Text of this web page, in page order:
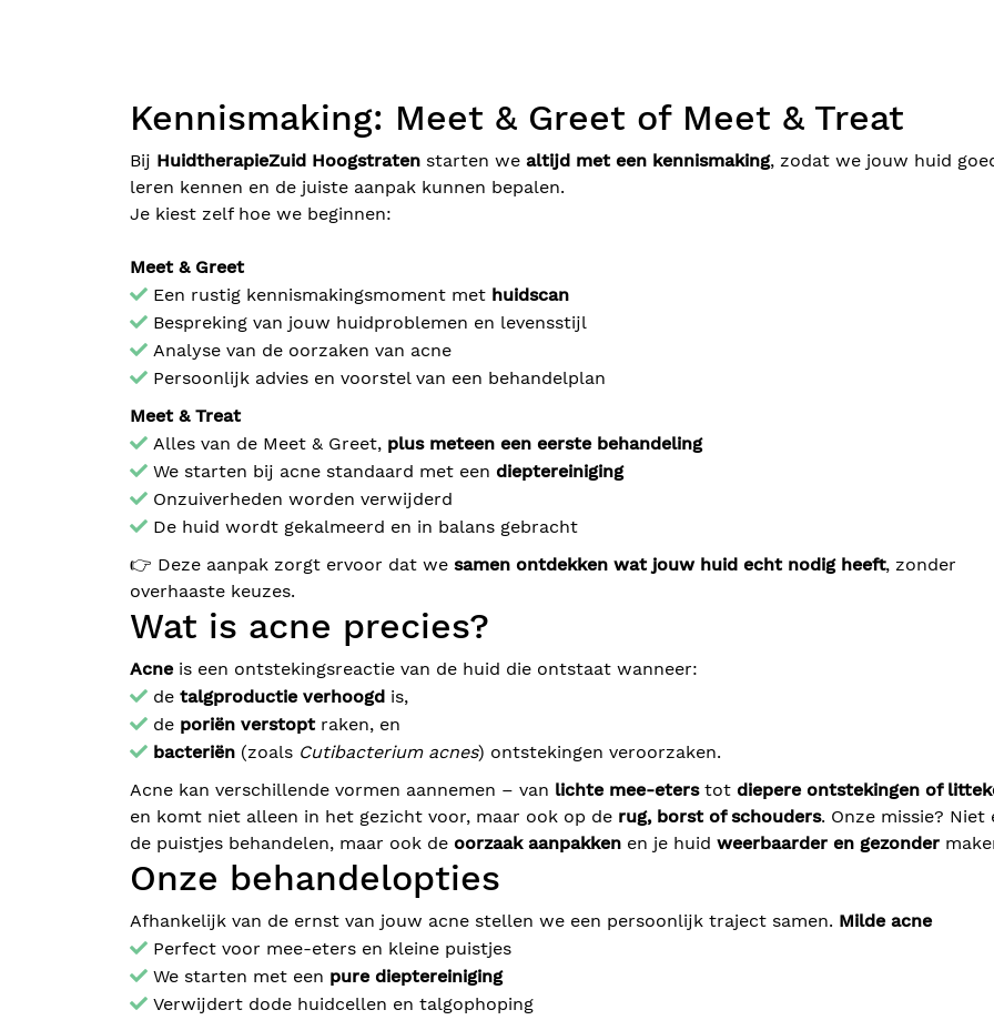
Kennismaking: Meet & Greet of Meet & Treat
Bij HuidtherapieZuid Hoogstraten starten we altijd met een kennismaking, zodat we jouw huid
leren kennen en de juiste aanpak kunnen bepalen.
Je kiest zelf hoe we beginnen:
Meet & Greet
Een rustig kennismakingsmoment met huidscan
Bespreking van jouw huidproblemen en levensstijl
Analyse van de oorzaken van acne
Persoonlijk advies en voorstel van een behandelplan
Meet & Treat
Alles van de Meet & Greet, plus meteen een eerste behandeling
We starten bij acne standaard met een dieptereiniging
Onzuiverheden worden verwijderd
De huid wordt gekalmeerd en in balans gebracht
👉 Deze aanpak zorgt ervoor dat we samen ontdekken wat jouw huid echt nodig heeft, zonder
overhaaste keuzes.
Wat is acne precies?
Acneis een ontstekingsreactie van de huid die ontstaat wanneer:
de talgproductie verhoogdis,
de poriën verstoptraken, en
bacteriën(zoals Cutibacterium acnes) ontstekingen veroorzaken.
Acne kan verschillende vormen aannemen – van lichte mee-eterstot diepere ontstekingen of
en komt niet alleen in het gezicht voor, maar ook op de rug, borst of schouders. Onze missie? Niet
de puistjes behandelen, maar ook de oorzaak aanpakken en je huid weerbaarder en gezonder
Onze behandelopties
Afhankelijk van de ernst van jouw acne stellen we een persoonlijk traject samen. Milde acne
Perfect voor mee-eters en kleine puistjes
We starten met een pure dieptereiniging
Verwijdert dode huidcellen en talgophoping